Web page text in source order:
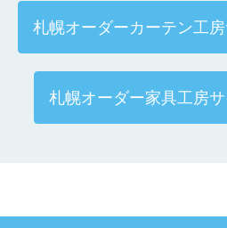
札幌オーダーカーテン工
札幌オーダー家具工房